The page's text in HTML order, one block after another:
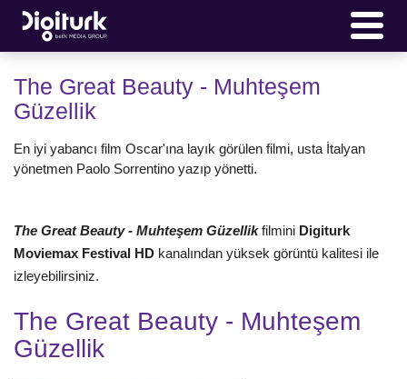
The Great Beauty - Muhteşem
Güzellik
En iyi yabancı film Oscar'ına layık görülen filmi, usta İtalyan
yönetmen Paolo Sorrentino yazıp yönetti.
The Great Beauty - Muhteşem Güzellikfilmini Digiturk
Moviemax Festival HD kanalından yüksek görüntü kalitesi ile
izleyebilirsiniz.
The Great Beauty - Muhteşem
Güzellik